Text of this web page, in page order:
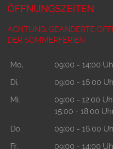
ÖFFNUNGSZEITEN
ACHTUNG: GEÄNDERTE
DER SOMMERFERIEN
Mo.
09:00 - 14:00
Di.
09:00 - 16:00
Mi.
09:00 - 12:00
15:00 - 18:00
Do.
09:00 - 16:00
Fr.
09:00 - 14:00